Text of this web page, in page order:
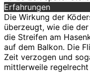
Erfahrungen
Die Wirkung der
überzeugt, wie die
die Streifen am
auf dem Balkon. Die
Zeit verzogen und
mittlerweile